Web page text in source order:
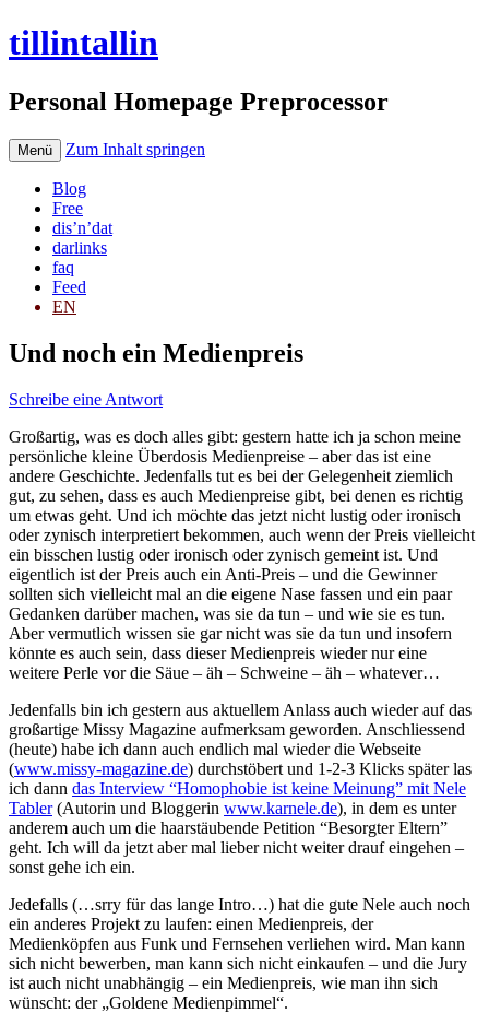
tillintallin
Personal Homepage Preprocessor
Menü Zum Inhalt springen
Blog
Free
dis’n’dat
darlinks
faq
Feed
EN
Und noch ein Medienpreis
Schreibe eine Antwort
Großartig, was es doch alles gibt: gestern hatte ich ja schon meine
persönliche kleine Überdosis Medienpreise – aber das ist eine
andere Geschichte. Jedenfalls tut es bei der Gelegenheit ziemlich
gut, zu sehen, dass es auch Medienpreise gibt, bei denen es richtig
um etwas geht. Und ich möchte das jetzt nicht lustig oder ironisch
oder zynisch interpretiert bekommen, auch wenn der Preis vielleicht
ein bisschen lustig oder ironisch oder zynisch gemeint ist. Und
eigentlich ist der Preis auch ein Anti-Preis – und die Gewinner
sollten sich vielleicht mal an die eigene Nase fassen und ein paar
Gedanken darüber machen, was sie da tun – und wie sie es tun.
Aber vermutlich wissen sie gar nicht was sie da tun und insofern
könnte es auch sein, dass dieser Medienpreis wieder nur eine
weitere Perle vor die Säue – äh – Schweine – äh – whatever…
Jedenfalls bin ich gestern aus aktuellem Anlass auch wieder auf das
großartige Missy Magazine aufmerksam geworden. Anschliessend
(heute) habe ich dann auch endlich mal wieder die Webseite
(www.missy-magazine.de) durchstöbert und 1-2-3 Klicks später las
ich dann das Interview “Homophobie ist keine Meinung” mit Nele
Tabler(Autorin und Bloggerin www.karnele.de), in dem es unter
anderem auch um die haarstäubende Petition “Besorgter Eltern”
geht. Ich will da jetzt aber mal lieber nicht weiter drauf eingehen –
sonst gehe ich ein.
Jedefalls (…srry für das lange Intro…) hat die gute Nele auch noch
ein anderes Projekt zu laufen: einen Medienpreis, der
Medienköpfen aus Funk und Fernsehen verliehen wird. Man kann
sich nicht bewerben, man kann sich nicht einkaufen – und die Jury
ist auch nicht unabhängig – ein Medienpreis, wie man ihn sich
wünscht: der „Goldene Medienpimmel“.